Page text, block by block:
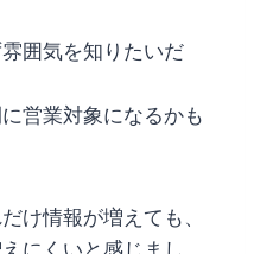
囲気を知りたいだ
営業対象になるかも
け情報が増えても、
にくいと感じまし